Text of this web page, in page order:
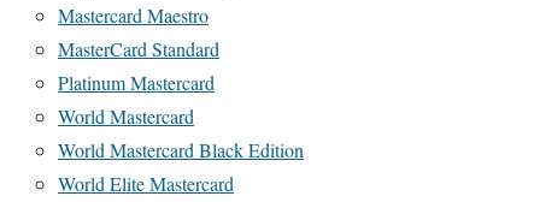
Mastercard Maestro
MasterCard Standard
Platinum Mastercard
World Mastercard
World Mastercard Black Edition
World Elite Mastercard